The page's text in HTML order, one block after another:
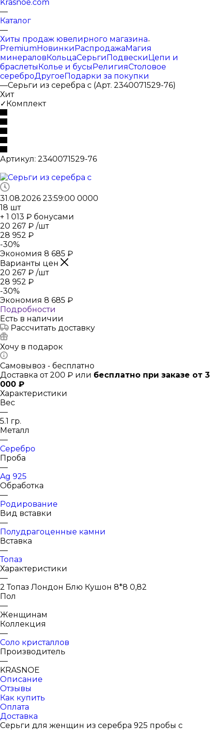
Krasnoe.com
—
Каталог
—
Хиты продаж ювелирного магазина
PremiumНовинкиРаспродажаМагия
минераловКольцаСерьгиПодвескиЦепи и
браслетыКолье и бусыРелигияСтоловое
сереброДругоеПодарки за покупки
—Серьги из серебра с (Арт. 2340071529-76)
Хит
✓Комплект
Артикул: 2340071529-76
31.08.2026 23:59:00 0000
18 шт
+ 1 013 ₽ бонусами
20 267 ₽ /шт
28 952 ₽
-30%
Экономия 8 685 ₽
Варианты цен
20 267 ₽ /шт
28 952 ₽
-30%
Экономия 8 685 ₽
Подробности
Есть в наличии
Рассчитать доставку
Хочу в подарок
Самовывоз - бесплатно
Доставка от 200 ₽ или бесплатно при заказе от 3
000 ₽
Характеристики
Вес
—
5.1 гр.
Металл
—
Серебро
Проба
—
Ag 925
Обработка
—
Родирование
Вид вставки
—
Полудрагоценные камни
Вставка
—
Топаз
Характеристики
—
2 Топаз Лондон Блю Кушон 8*8 0,82
Пол
—
Женщинам
Коллекция
—
Соло кристаллов
Производитель
—
KRASNOE
Описание
Отзывы
Как купить
Оплата
Доставка
Серьги для женщин из серебра 925 пробы с